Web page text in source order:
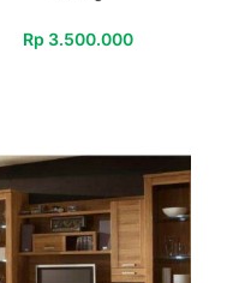
Rp 3.500.000